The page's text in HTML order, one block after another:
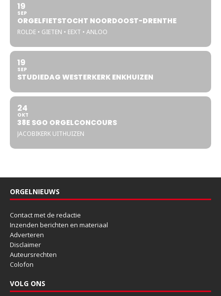
19
SEP
ORGELFIETSTOCHT NOORDOOST-DRENTHE
ROLDE • GIETEN • EEXT • ANLOO
19
SEP
STUDIEDAG WESTERKERK ENKHUIZEN
24
OKT
38E SGO ORGELCONCOURS
JACOBIKERK UITHUIZEN
ORGELNIEUWS
Contact met de redactie
Inzenden berichten en materiaal
Adverteren
Disclaimer
Auteursrechten
Colofon
VOLG ONS